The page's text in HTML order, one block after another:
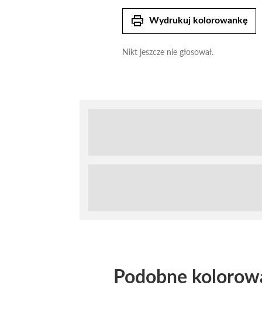
print Wydrukuj kolorowankę
Nikt jeszcze nie głosował.
Podobne